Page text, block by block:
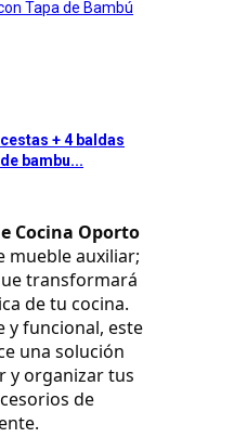
+ 4 baldas
bambu...
Cocina Oporto
mueble auxiliar;
transformará
de tu cocina.
y funcional, este
una solución
y organizar tus
de